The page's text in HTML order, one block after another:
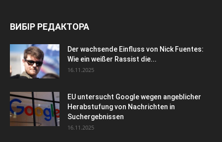
ВИБІР РЕДАКТОРА
Der wachsende Einfluss von Nick Fuentes:
Wie ein weißer Rassist die...
16.11.2025
EU untersucht Google wegen angeblicher
Herabstufung von Nachrichten in
Suchergebnissen
16.11.2025